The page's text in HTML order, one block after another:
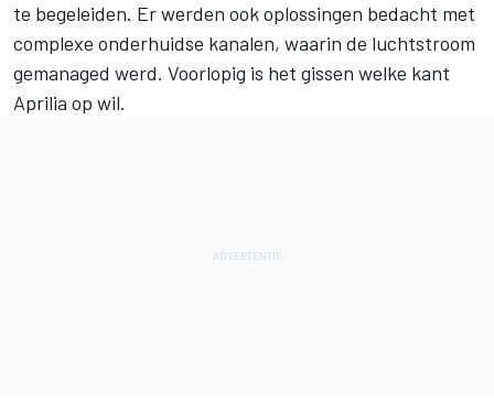
te begeleiden. Er werden ook oplossingen bedacht met
complexe onderhuidse kanalen, waarin de luchtstroom
gemanaged werd. Voorlopig is het gissen welke kant
Aprilia op wil.